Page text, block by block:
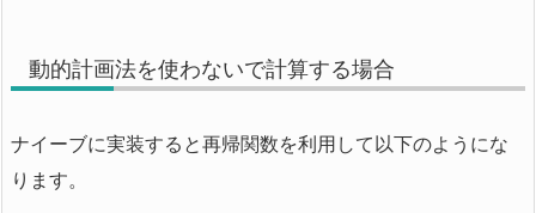
動的計画法を使わないで計算する場合
ナイーブに実装すると再帰関数を利用して以下のようにな
ります。